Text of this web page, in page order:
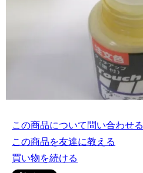
この商品について問い合わせる
この商品を友達に教える
買い物を続ける